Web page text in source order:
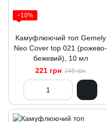
−10%
Камуфлюючий топ Gemely
Neo Cover top 021 (рожево-
бежевий), 10 мл
221 грн 245 грн